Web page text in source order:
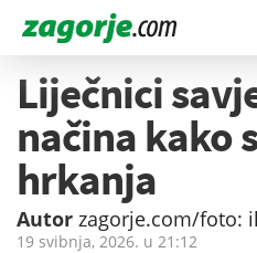
Liječnici
načina kako
hrkanja
Autor zagorje.com/foto:
19 svibnja, 2026. u 21:12